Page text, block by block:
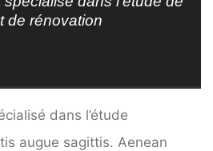
de rénovation
dans l’étude
augue sagittis. Aenean